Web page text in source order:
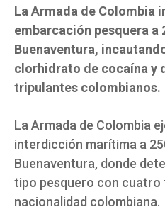
La Armada de Colombia
embarcación pesquera a
Buenaventura,
clorhidrato de cocaína y
tripulantes colombianos.
La Armada de Colombia
interdicción marítima a
Buenaventura, donde
tipo pesquero con cuatro
nacionalidad colombiana.